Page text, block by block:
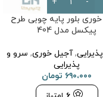
بلور پایه چوبی طرح
پیکسل مدل 404
,آجیل خوری, سرو و
پذیرایی
۶۹۰،۰۰۰ تومان